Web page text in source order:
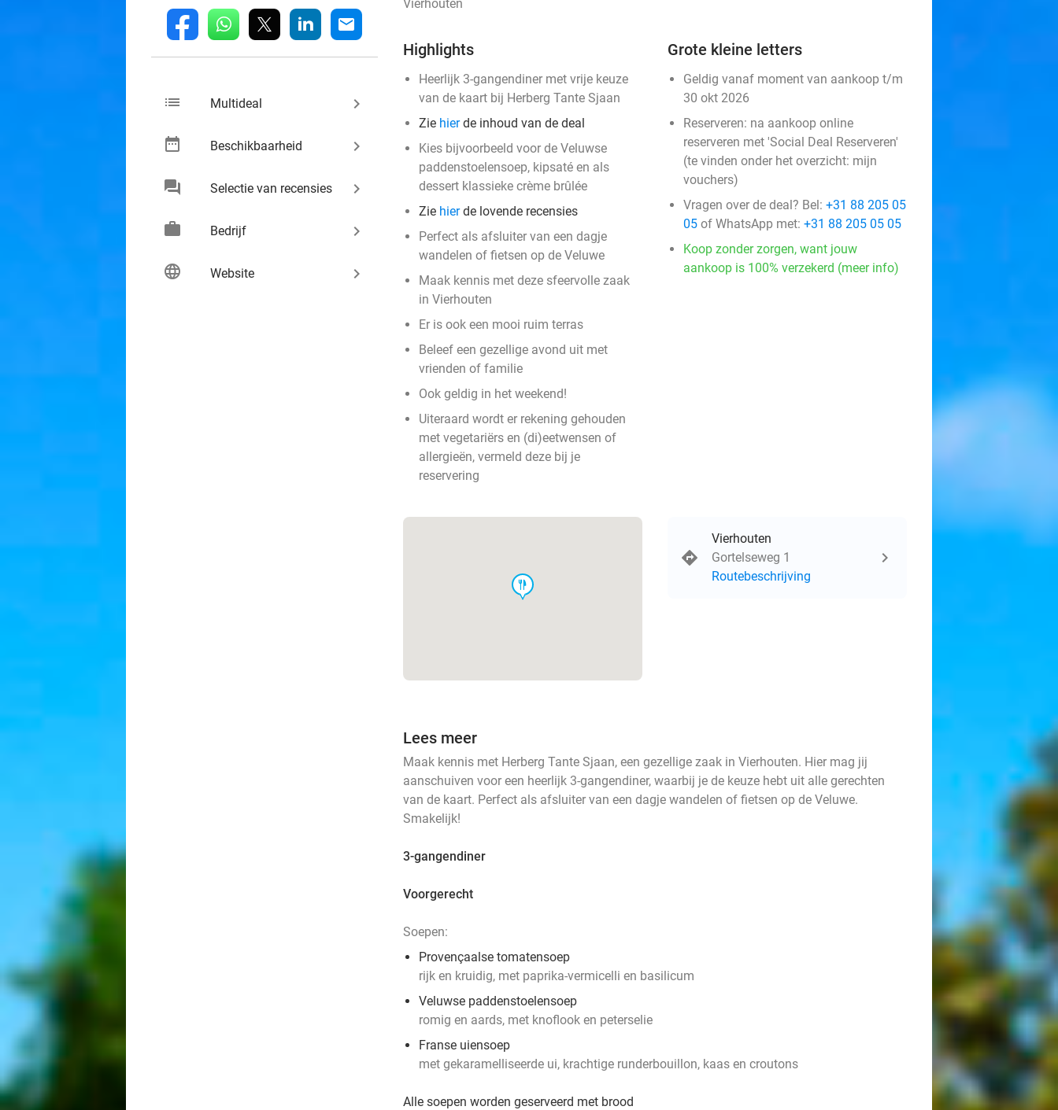
fb whatsapp linkedin mail
list Multideal keyboard_arrow_right
date_range Beschikbaarheid keyboard_arrow_right
chat Selectie van recensies keyboard_arrow_right
work Bedrijf keyboard_arrow_right
language Website keyboard_arrow_right
Vierhouten
Highlights
Heerlijk 3-gangendiner met vrije keuze
van de kaart bij Herberg Tante Sjaan
Zie hierde inhoud van de deal
Kies bijvoorbeeld voor de Veluwse
paddenstoelensoep, kipsaté en als
dessert klassieke crème brûlée
Zie hierde lovende recensies
Perfect als afsluiter van een dagje
wandelen of fietsen op de Veluwe
Maak kennis met deze sfeervolle zaak
in Vierhouten
Er is ook een mooi ruim terras
Beleef een gezellige avond uit met
vrienden of familie
Ook geldig in het weekend!
Uiteraard wordt er rekening gehouden
met vegetariërs en (di)eetwensen of
allergieën, vermeld deze bij je
reservering
Grote kleine letters
Geldig vanaf moment van aankoop t/m
30 okt 2026
Reserveren: na aankoop online
reserveren met 'Social Deal Reserveren'
(te vinden onder het overzicht: mijn
vouchers)
Vragen over de deal? Bel: +31 88 205 05
05 of WhatsApp met: +31 88 205 05 05
Koop zonder zorgen, want jouw
aankoop is 100% verzekerd (meer info)
food
Vierhouten
Gortelseweg 1
Routebeschrijving
Lees meer
Maak kennis met Herberg Tante Sjaan, een gezellige zaak in Vierhouten. Hier mag jij
aanschuiven voor een heerlijk 3-gangendiner, waarbij je de keuze hebt uit alle gerechten
van de kaart. Perfect als afsluiter van een dagje wandelen of fietsen op de Veluwe.
Smakelijk!
3-gangendiner
Voorgerecht
Soepen:
Provençaalse tomatensoep
rijk en kruidig, met paprika-vermicelli en basilicum
Veluwse paddenstoelensoep
romig en aards, met knoflook en peterselie
Franse uiensoep
met gekaramelliseerde ui, krachtige runderbouillon, kaas en croutons
Alle soepen worden geserveerd met brood